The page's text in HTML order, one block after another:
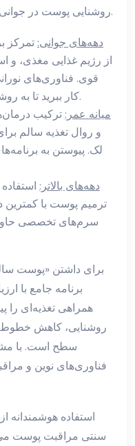
روشنایی پوست در جوانی تا بازسازی بافت در دهه‌های بالاتر.
دهه‌های جوانی: تمرکز
از رژیم غذایی مغذی، و
کار ببرید تا به روشنایی طبیعی پوست کمک کنند.
adulthood / میانه عمر: ترکیب
و روال تغذیه سالم
لک. پیوستن به
دهه‌های بالاتر:
ترمیم پوست با کمترین
سرم‌های تخصصی حاوی
برای داشتن «پوست
برنامه جامع با
همراهی تغذیه‌ای را
روشنایی، کاهش
سطح است. با
فناوری‌های نوین و
استفاده هوشمندانه
سنتی مراقبت پوست